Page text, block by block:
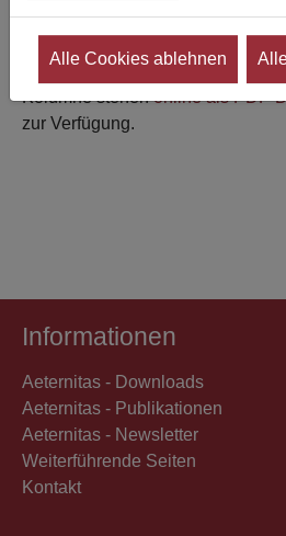
mit dem Thema
Ausgaben der "eternity" und
Kolumne stehenonline als PDF-
zur Verfügung.
Informationen
Aeternitas - Downloads
Aeternitas - Publikationen
Aeternitas - Newsletter
Weiterführende Seiten
Kontakt
Alle Cookies ablehnen